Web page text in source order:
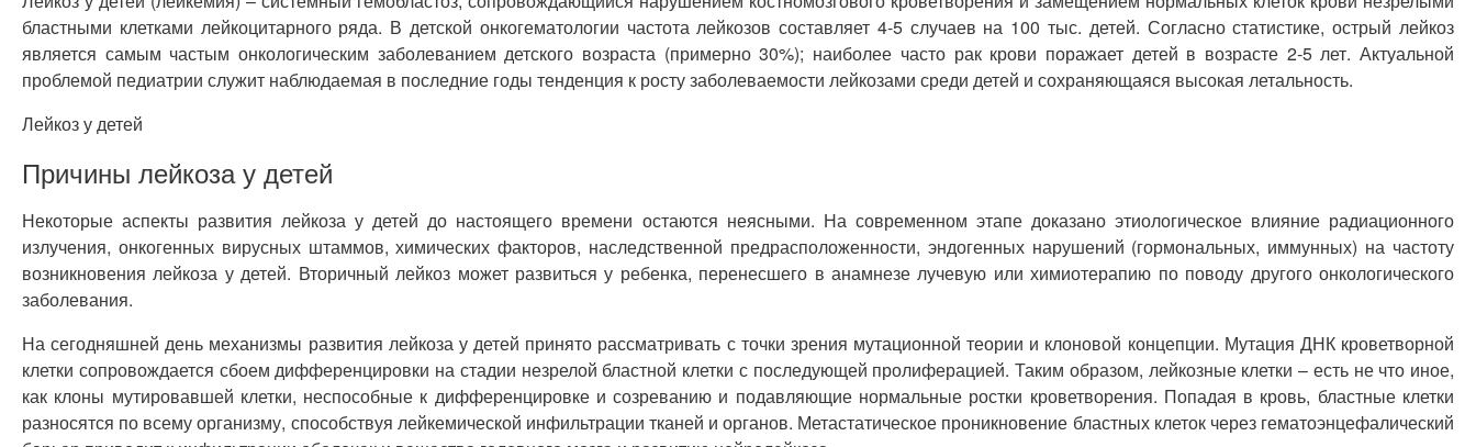
бластными клетками лейкоцитарного ряда. В детской онкогематологии частота лейкозов составляет 4-5 случаев на 100 тыс. детей. Согласно статистике, острый лейкоз
является самым частым онкологическим заболеванием детского возраста (примерно 30%); наиболее часто рак крови поражает детей в возрасте 2-5 лет. Актуальной
проблемой педиатрии служит наблюдаемая в последние годы тенденция к росту заболеваемости лейкозами среди детей и сохраняющаяся высокая летальность.
Лейкоз у детей
Причины лейкоза у детей
Некоторые аспекты развития лейкоза у детей до настоящего времени остаются неясными. На современном этапе доказано этиологическое влияние радиационного
излучения, онкогенных вирусных штаммов, химических факторов, наследственной предрасположенности, эндогенных нарушений (гормональных, иммунных) на частоту
возникновения лейкоза у детей. Вторичный лейкоз может развиться у ребенка, перенесшего в анамнезе лучевую или химиотерапию по поводу другого онкологического
заболевания.
На сегодняшней день механизмы развития лейкоза у детей принято рассматривать с точки зрения мутационной теории и клоновой концепции. Мутация ДНК кроветворной
клетки сопровождается сбоем дифференцировки на стадии незрелой бластной клетки с последующей пролиферацией. Таким образом, лейкозные клетки – есть не что иное,
как клоны мутировавшей клетки, неспособные к дифференцировке и созреванию и подавляющие нормальные ростки кроветворения. Попадая в кровь, бластные клетки
разносятся по всему организму, способствуя лейкемической инфильтрации тканей и органов. Метастатическое проникновение бластных клеток через гематоэнцефалический